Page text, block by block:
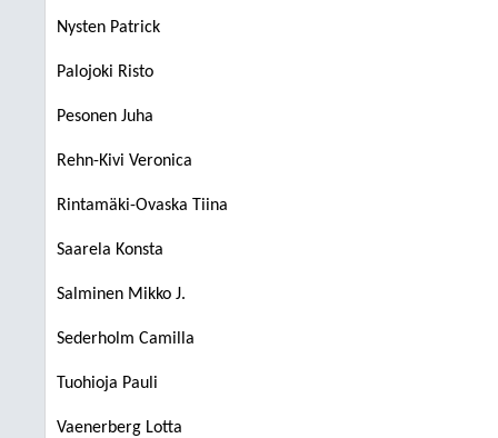
Nysten Patrick
Palojoki Risto
Pesonen Juha
Rehn-Kivi Veronica
Rintamäki-Ovaska Tiina
Saarela Konsta
Salminen Mikko J.
Sederholm Camilla
Tuohioja Pauli
Vaenerberg Lotta